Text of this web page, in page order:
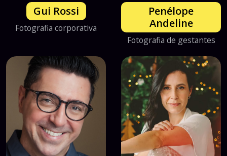
Gui Rossi
Fotografia corporativa
Penélope
Andeline
Fotografia de gestantes